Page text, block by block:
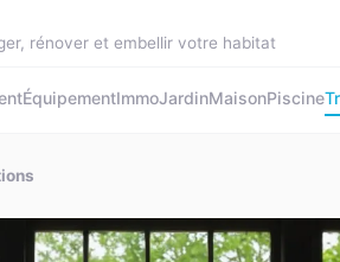
rénover et embellir votre habitat
ÉquipementImmoJardinMaisonPiscine